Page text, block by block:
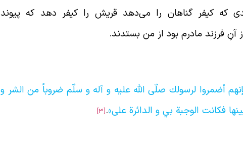
کیفر گناهان را می‌دهد قریش را کیفر دهد که پیوند
آنِ فرزند مادرم بود از من بستدند.
أضمروا لرسولك صلّی الله علیه و آله و سلّم ضروباً من الشر و
فكانت الوجبة بي و الدائرة علی».
[3]